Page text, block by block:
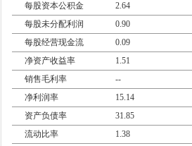
每股资本公积金
2.64
每股未分配利润
0.90
每股经营现金流
0.09
净资产收益率
1.51
销售毛利率
--
净利润率
15.14
资产负债率
31.85
流动比率
1.38